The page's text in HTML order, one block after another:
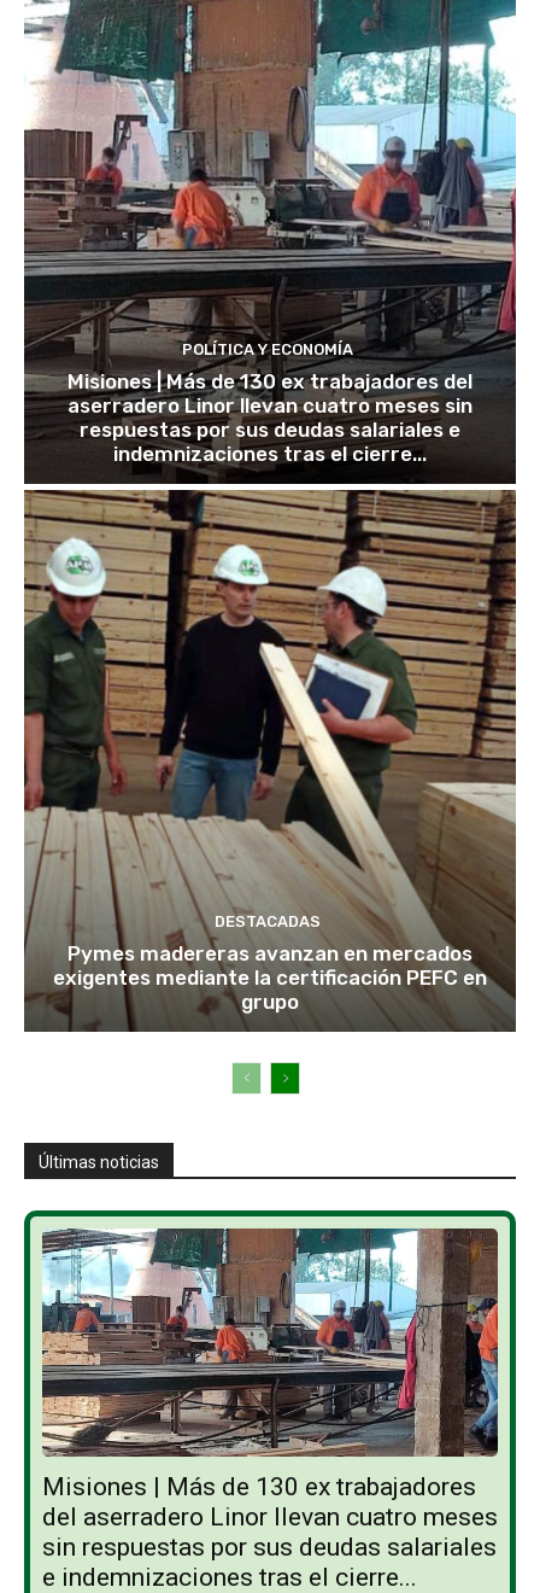
POLÍTICA Y ECONOMÍA
Misiones | Más de 130 ex trabajadores del
aserradero Linor llevan cuatro meses sin
respuestas por sus deudas salariales e
indemnizaciones tras el cierre...
DESTACADAS
Pymes madereras avanzan en mercados
exigentes mediante la certificación PEFC en
grupo
Últimas noticias
Misiones | Más de 130 ex trabajadores
del aserradero Linor llevan cuatro meses
sin respuestas por sus deudas salariales
e indemnizaciones tras el cierre...